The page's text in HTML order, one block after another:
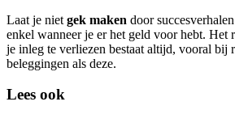
Laat je niet gek maken door
enkel wanneer je er het geld voor hebt. Het
je inleg te verliezen bestaat altijd, vooral bij
beleggingen als deze.
Lees ook